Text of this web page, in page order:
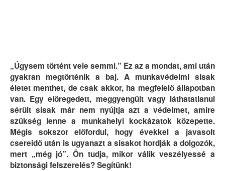
„Úgysem történt vele semmi.” Ez az a mondat, ami után
gyakran megtörténik a baj. A munkavédelmi sisak
életet menthet, de csak akkor, ha megfelelő állapotban
van. Egy elöregedett, meggyengült vagy láthatatlanul
sérült sisak már nem nyújtja azt a védelmet, amire
szükség lenne a munkahelyi kockázatok közepette.
Mégis sokszor előfordul, hogy évekkel a javasolt
csereidő után is ugyanazt a sisakot hordják a dolgozók,
mert „még jó”. Ön tudja, mikor válik veszélyessé a
biztonsági felszerelés? Segítünk!